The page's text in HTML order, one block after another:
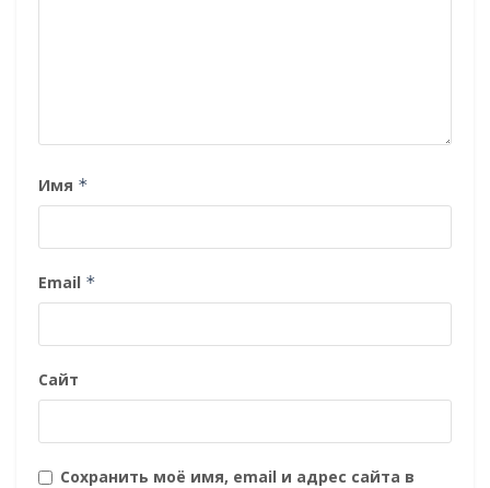
Имя *
Email *
Сайт
Сохранить моё имя, email и адрес сайта в